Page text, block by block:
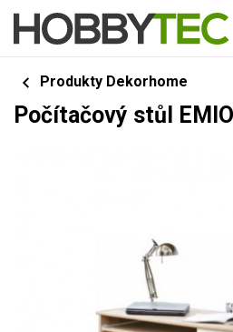
Produkty Dekorhome
Počítačový stůl